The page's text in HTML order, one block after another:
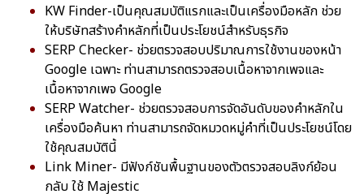
KW Finder-เป็นคุณสมบัติแรกและเป็นเครื่องมือหลัก ช่วย
ให้บริษัทสร้างคำหลักที่เป็นประโยชน์สำหรับธุรกิจ
SERP Checker- ช่วยตรวจสอบปริมาณการใช้งานของหน้า
Google เฉพาะ ท่านสามารถตรวจสอบเนื้อหาจากเพจและ
เนื้อหาจากเพจ Google
SERP Watcher- ช่วยตรวจสอบการจัดอันดับของคำหลักใน
เครื่องมือค้นหา ท่านสามารถจัดหมวดหมู่คำที่เป็นประโยชน์โดย
ใช้คุณสมบัตินี้
Link Miner- มีฟังก์ชันพื้นฐานของตัวตรวจสอบลิงก์ย้อน
กลับ ใช้ Majestic